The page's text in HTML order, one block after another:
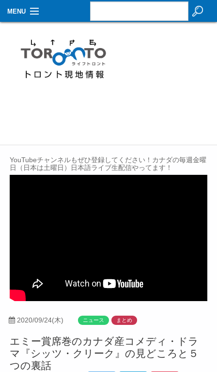
MENU
生活情報
その他
Contact
YouTubeチャンネルもぜひ登録してください！カナダの毎週金曜
日（日本は土曜日）日本語ライブ生配信やってます！
2020/09/24(木) ニュース まとめ
エミー賞席巻のカナダ産コメディ・ドラ
マ『シッツ・クリーク』の見どころと５
つの裏話